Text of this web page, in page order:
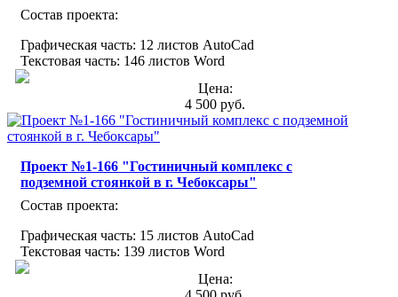
Состав проекта:
Графическая часть: 12 листов AutoCad
Текстовая часть: 146 листов Word
Цена:
4 500 руб.
Проект №1-166 "Гостиничный комплекс с
подземной стоянкой в г. Чебоксары"
Состав проекта:
Графическая часть: 15 листов AutoCad
Текстовая часть: 139 листов Word
Цена: